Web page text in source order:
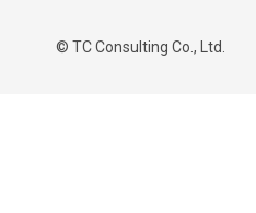
© TC Consulting Co., Ltd.